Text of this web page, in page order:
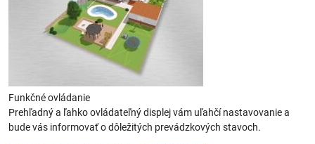
Funkčné ovládanie
Prehľadný a ľahko ovládateľný displej vám uľahčí nastavovanie a
bude vás informovať o dôležitých prevádzkových stavoch.